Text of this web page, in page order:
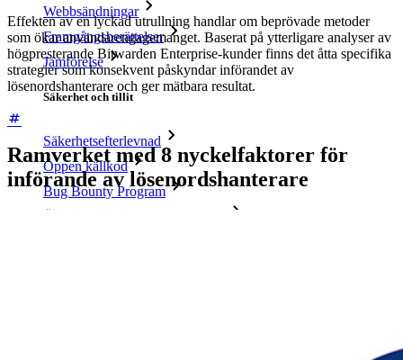
Webbsändningar
Framgångsberättelser
Jämförelse
Säkerhet och tillit
Säkerhetsefterlevnad
Öppen källkod
Bug Bounty Program
Effekten av en lyckad utrullning handlar om beprövade metoder
som ökar användarengagemanget. Baserat på ytterligare analyser av
högpresterande Bitwarden Enterprise-kunder finns det åtta specifika
strategier som konsekvent påskyndar införandet av
lösenordshanterare och ger mätbara resultat.
Ramverket med 8 nyckelfaktorer för
införande av lösenordshanterare